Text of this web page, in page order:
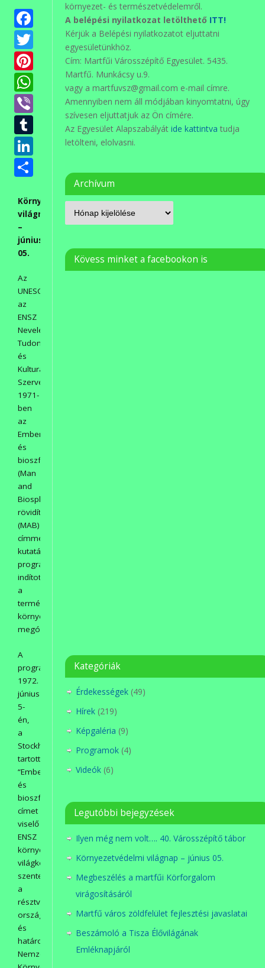
Facebook
Twitter
Pinterest
WhatsApp
Viber
Tumblr
LinkedIn
Ossza
meg
Környezetvédelmi
világnap
–
június
05.
Az
UNESCO,
az
ENSZ
Nevelésügyi
Tudományos
és
Kulturális
Szervezete,
1971-
ben
az
Ember
és
bioszféra
(Man
and
Biosphere
rövidítve
(MAB)
címmel
kutatási
programot
indított
a
természeti
környezet
megóvásáért.
A
programot
1972.
június
5-
én,
a
Stockholmban
tartott,
“Ember
és
bioszféra”
címet
viselő
ENSZ
környezetvédelmi
világkonferencián
szentesítették
a
résztvevő
országok
és
határozatukban
Nemzetközi
környezet- és természetvédelemről.
A belépési nyilatkozat letölthető ITT!
Kérjük a Belépési nyilatkozatot eljuttatni
egyesületünkhöz.
Cím: Martfűi Városszépítő Egyesület. 5435.
Martfű. Munkácsy u.9.
vagy a martfuvsz@gmail.com e-mail címre.
Amennyiben nem áll módjában kinyomtatni, úgy
szívesen eljuttatjuk az Ön címére.
Az Egyesület Alapszabályát ide kattintva tudja
letölteni, elolvasni.
Archívum
Kövess minket a facebookon is
Kategóriák
Érdekességek (49)
Hírek (219)
Képgaléria (9)
Programok (4)
Videók (6)
Legutóbbi bejegyzések
Ilyen még nem volt…. 40. Városszépítő tábor
Környezetvédelmi világnap – június 05.
Megbeszélés a martfűi Körforgalom
virágosításáról
Martfű város zöldfelület fejlesztési javaslatai
Beszámoló a Tisza Élővilágának
Emléknapjáról